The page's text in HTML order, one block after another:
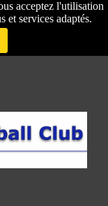
acceptez l'utilisation
et services adaptés.